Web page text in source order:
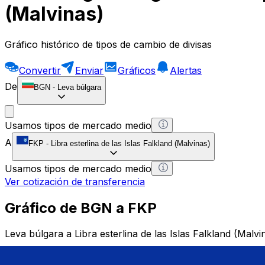
(Malvinas)
Gráfico histórico de tipos de cambio de divisas
Convertir Enviar Gráficos
Alertas
De
BGN - Leva búlgara
Usamos tipos de mercado medio
A
FKP - Libra esterlina de las Islas Falkland (Malvinas)
Usamos tipos de mercado medio
Ver cotización de transferencia
Gráfico de BGN a FKP
Leva búlgara a Libra esterlina de las Islas Falkland